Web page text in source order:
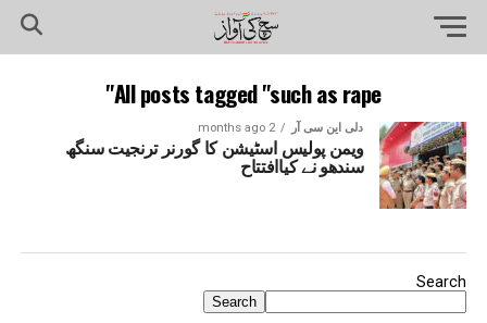
All posts tagged "such as rape"
دلی این سی آر 2 months ago
ویمن پولیس اسٹیشن کا گورنر ترنجیت سنگھ
سندھو نے کیاافتتاح
Search
Search